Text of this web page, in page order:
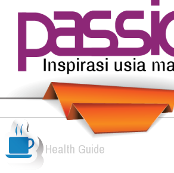
Health Guide